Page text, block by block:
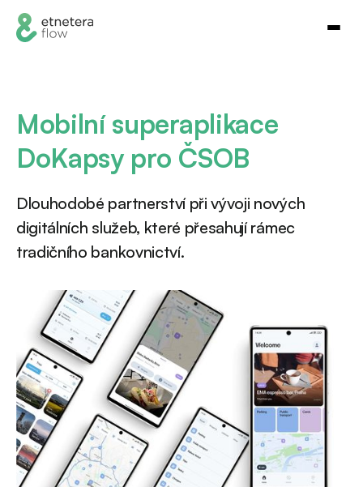
Mobilní superaplikace
DoKapsy pro ČSOB
Dlouhodobé partnerství při vývoji nových
digitálních služeb, které přesahují rámec
tradičního bankovnictví.